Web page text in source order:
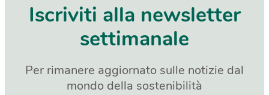
Iscriviti alla newsletter
settimanale
Per rimanere aggiornato sulle notizie dal
mondo della sostenibilità